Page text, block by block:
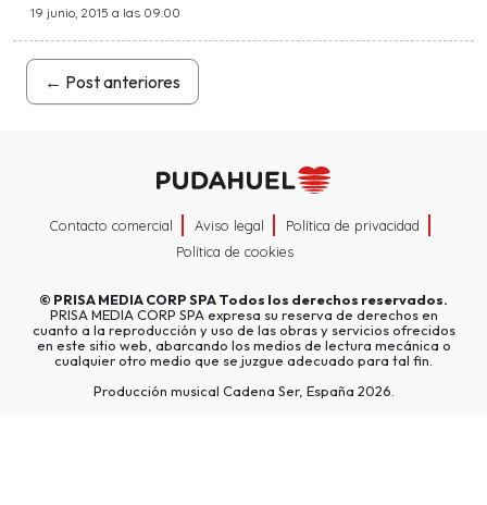
19 junio, 2015 a las 09:00
← Post anteriores
Contacto comercial Aviso legal
Política de privacidad
Política de cookies
© PRISA MEDIA CORP SPATodos los derechos reservados.
PRISA MEDIA CORP SPA expresa su reserva de derechos en
cuanto a la reproducción y uso de las obras y servicios ofrecidos
en este sitio web, abarcando los medios de lectura mecánica o
cualquier otro medio que se juzgue adecuado para tal fin.
Producción musical Cadena Ser, España 2026.